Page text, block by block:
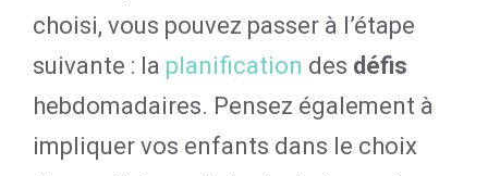
choisi, vous pouvez passer à l’étape
suivante : la planification des défis
hebdomadaires. Pensez également à
impliquer vos enfants dans le choix